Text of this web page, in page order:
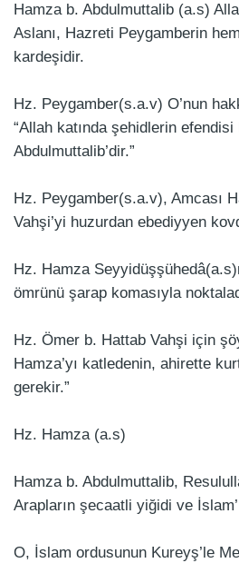
Hamza b. Abdulmuttalib (a.s)
Aslanı, Hazreti Peygamberin
kardeşidir.
Hz. Peygamber(s.a.v) O’nun
“Allah katında şehidlerin efendisi
Abdulmuttalib’dir.”
Hz. Peygamber(s.a.v), Amcası
Vahşi’yi huzurdan ebediyyen
Hz. Hamza
ömrünü şarap komasıyla
Hz. Ömer b. Hattab Vahşi için
Hamza’yı katledenin, ahirette
gerekir.”
Hz. Hamza (a.s)
Hamza b. Abdulmuttalib,
Arapların şecaatli yiğidi ve
O, İslam ordusunun Kureyş’le